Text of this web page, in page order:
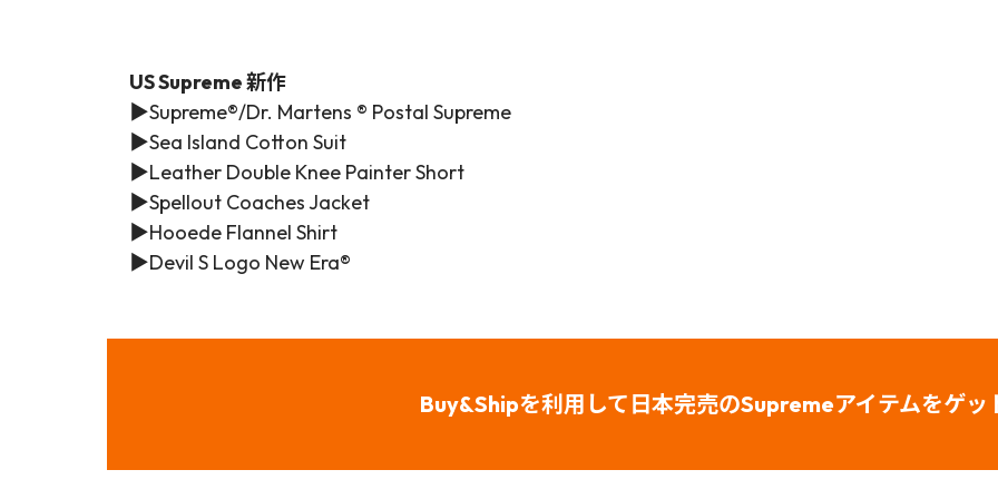
US Supreme 新作
▶Supreme®/Dr. Martens ® Postal Supreme
▶Sea Island Cotton Suit
▶Leather Double Knee Painter Short
▶Spellout Coaches Jacket
▶Hooede Flannel Shirt
▶Devil S Logo New Era®
Buy&Shipを利用して日本完売のSupremeアイテムをゲッ